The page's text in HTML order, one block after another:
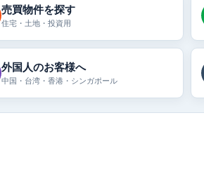
売買物件を探す
住宅・土地・投資用
外国人のお客様へ
中国・台湾・香港・シンガポール